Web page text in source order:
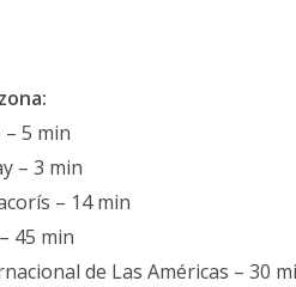
5 min
– 3 min
– 14 min
45 min
de Las Américas – 30